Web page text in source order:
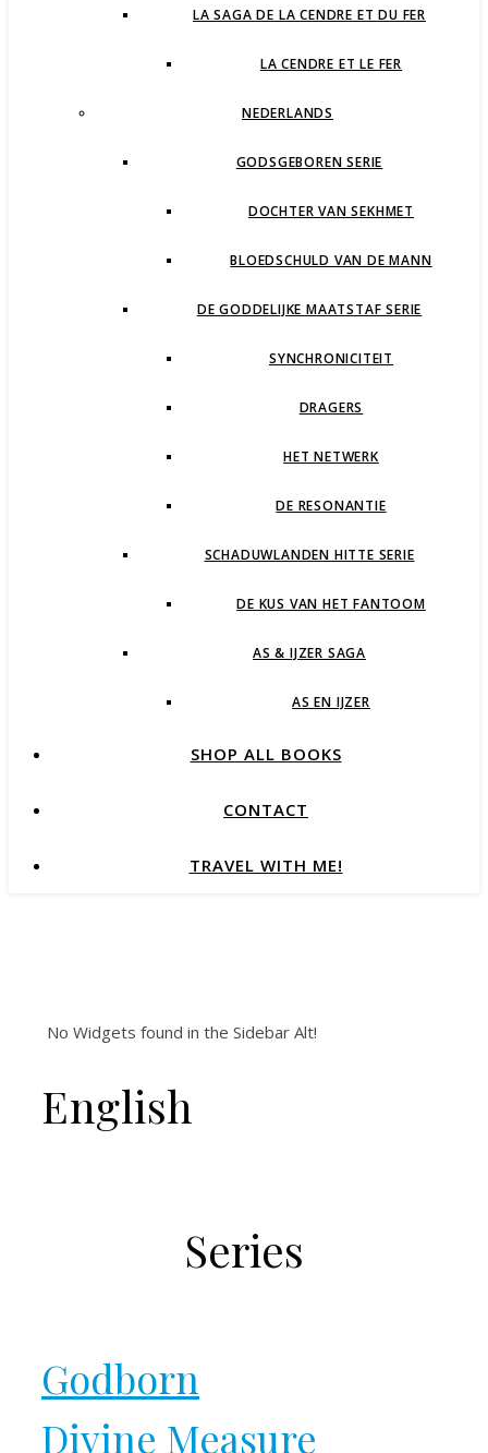
LA SAGA DE LA CENDRE ET DU FER
LA CENDRE ET LE FER
NEDERLANDS
GODSGEBOREN SERIE
DOCHTER VAN SEKHMET
BLOEDSCHULD VAN DE MANN
DE GODDELIJKE MAATSTAF SERIE
SYNCHRONICITEIT
DRAGERS
HET NETWERK
DE RESONANTIE
SCHADUWLANDEN HITTE SERIE
DE KUS VAN HET FANTOOM
AS & IJZER SAGA
AS EN IJZER
SHOP ALL BOOKS
CONTACT
TRAVEL WITH ME!
No Widgets found in the Sidebar Alt!
English
Series
Godborn
Divine Measure